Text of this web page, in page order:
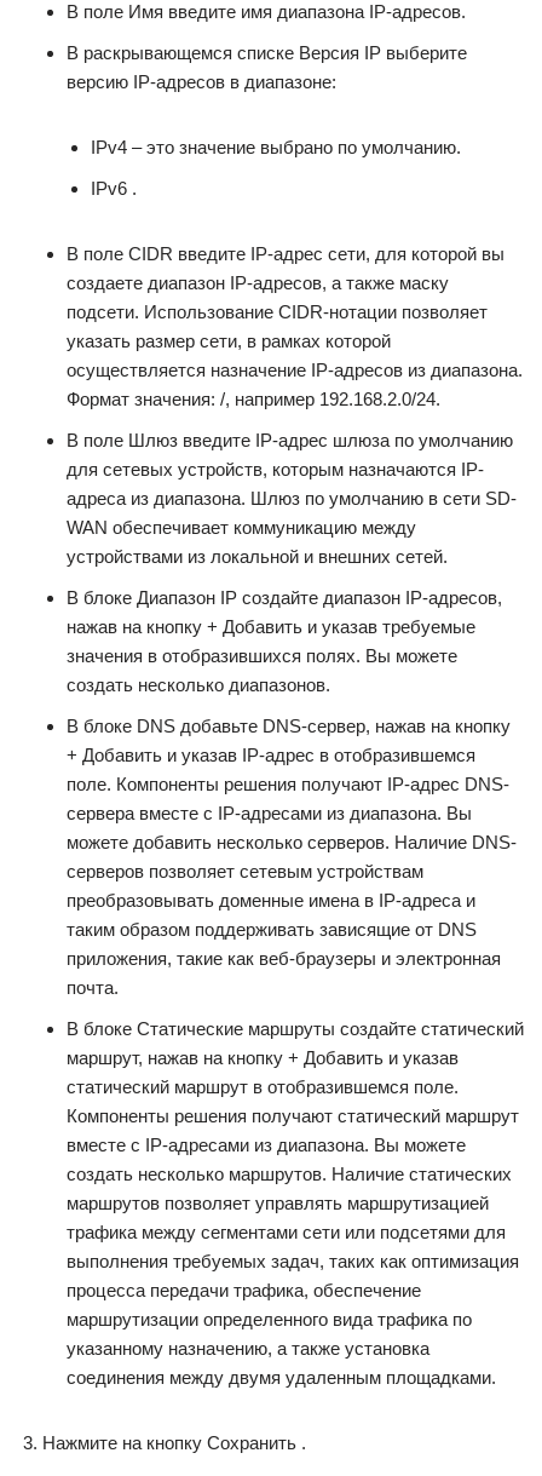
В поле Имя введите имя диапазона IP-адресов.
В раскрывающемся списке Версия IP выберите
версию IP-адресов в диапазоне:
IPv4 – это значение выбрано по умолчанию.
IPv6 .
В поле CIDR введите IP-адрес сети, для которой вы
создаете диапазон IP-адресов, а также маску
подсети. Использование CIDR-нотации позволяет
указать размер сети, в рамках которой
осуществляется назначение IP-адресов из диапазона.
Формат значения: /, например 192.168.2.0/24.
В поле Шлюз введите IP-адрес шлюза по умолчанию
для сетевых устройств, которым назначаются IP-
адреса из диапазона. Шлюз по умолчанию в сети SD-
WAN обеспечивает коммуникацию между
устройствами из локальной и внешних сетей.
В блоке Диапазон IP создайте диапазон IP-адресов,
нажав на кнопку + Добавить и указав требуемые
значения в отобразившихся полях. Вы можете
создать несколько диапазонов.
В блоке DNS добавьте DNS-сервер, нажав на кнопку
+ Добавить и указав IP-адрес в отобразившемся
поле. Компоненты решения получают IP-адрес DNS-
сервера вместе с IP-адресами из диапазона. Вы
можете добавить несколько серверов. Наличие DNS-
серверов позволяет сетевым устройствам
преобразовывать доменные имена в IP-адреса и
таким образом поддерживать зависящие от DNS
приложения, такие как веб-браузеры и электронная
почта.
В блоке Статические маршруты создайте статический
маршрут, нажав на кнопку + Добавить и указав
статический маршрут в отобразившемся поле.
Компоненты решения получают статический маршрут
вместе с IP-адресами из диапазона. Вы можете
создать несколько маршрутов. Наличие статических
маршрутов позволяет управлять маршрутизацией
трафика между сегментами сети или подсетями для
выполнения требуемых задач, таких как оптимизация
процесса передачи трафика, обеспечение
маршрутизации определенного вида трафика по
указанному назначению, а также установка
соединения между двумя удаленным площадками.
Нажмите на кнопку Сохранить .